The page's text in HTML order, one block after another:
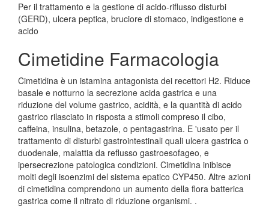
Per il trattamento e la gestione di acido-riflusso disturbi
(GERD), ulcera peptica, bruciore di stomaco, indigestione e
acido
Cimetidine Farmacologia
Cimetidina è un istamina antagonista dei recettori H2. Riduce
basale e notturno la secrezione acida gastrica e una
riduzione del volume gastrico, acidità, e la quantità di acido
gastrico rilasciato in risposta a stimoli compreso il cibo,
caffeina, insulina, betazole, o pentagastrina. E 'usato per il
trattamento di disturbi gastrointestinali quali ulcera gastrica o
duodenale, malattia da reflusso gastroesofageo, e
ipersecrezione patologica condizioni. Cimetidina inibisce
molti degli isoenzimi del sistema epatico CYP450. Altre azioni
di cimetidina comprendono un aumento della flora batterica
gastrica come il nitrato di riduzione organismi. .